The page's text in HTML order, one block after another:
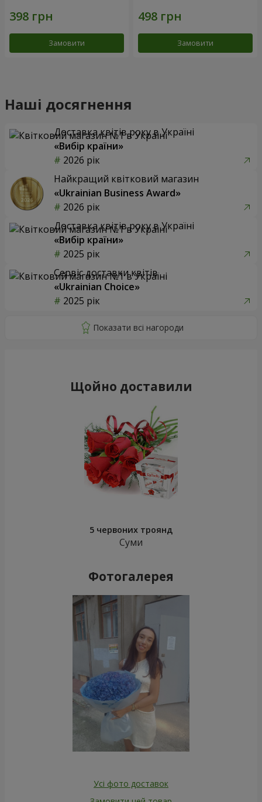
Замовити Замовити
Наші досягнення
Доставка квітів року в Україні
«Вибір країни»
2026 рік
Найкращий квітковий магазин
«Ukrainian Business Award»
2026 рік
Доставка квітів року в Україні
«Вибір країни»
2025 рік
Сервіс доставки квітів
«Ukrainian Choice»
2025 рік
Щойно доставили
5 червоних троянд
Суми
Фотогалерея
Усі фото доставок